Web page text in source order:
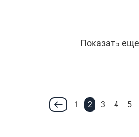
Показать еще
1 2 3 4 5